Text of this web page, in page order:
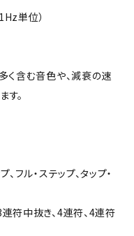
単位）
く含む音色や、減衰の速
。
フル・ステップ、タップ・
符中抜き、4連符、4連符